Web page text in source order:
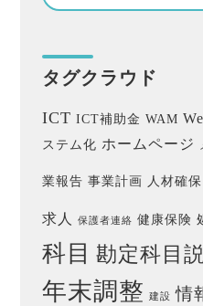
タグクラウド
ICT ICT補助金 WAM
ステム化 ホームページ
業報告 事業計画 人材確保
求人 保護者連絡 健康保険
科目 勘定科目
年末調整 建設 情